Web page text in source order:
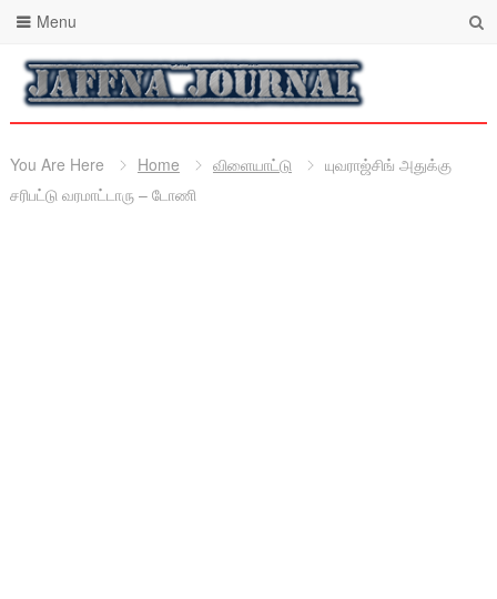
Menu
You Are Here Home விளையாட்டு
யுவராஜ்சிங் அதுக்கு
சரிபட்டு வரமாட்டாரு – டோணி